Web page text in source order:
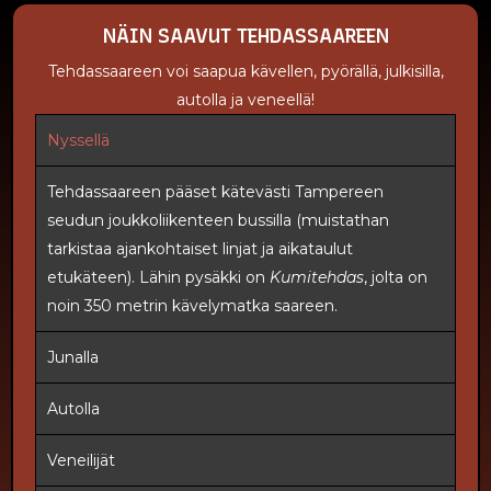
NÄIN SAAVUT TEHDASSAAREEN
Tehdassaareen voi saapua kävellen, pyörällä, julkisilla,
autolla ja veneellä!
Nyssellä
Tehdassaareen pääset kätevästi Tampereen
seudun joukkoliikenteen bussilla (muistathan
tarkistaa ajankohtaiset linjat ja aikataulut
etukäteen). Lähin pysäkki on Kumitehdas, jolta on
noin 350 metrin kävelymatka saareen.
Junalla
Autolla
Veneilijät